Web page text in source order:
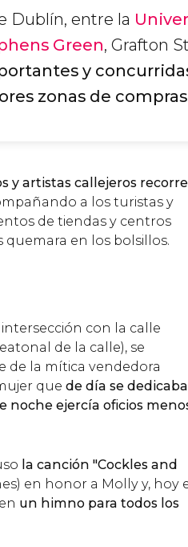
Dublín, entre la
Green, Grafton
y
zonas de compras
y artistas callejeros recorre
a los turistas y
de tiendas y centros
quemara en los bolsillos.
con la calle
de la calle), se
de la mítica vendedora
que de día se
noche ejercía oficios
la canción "Cockles and
en honor a Molly y, hoy
un himno para todos los